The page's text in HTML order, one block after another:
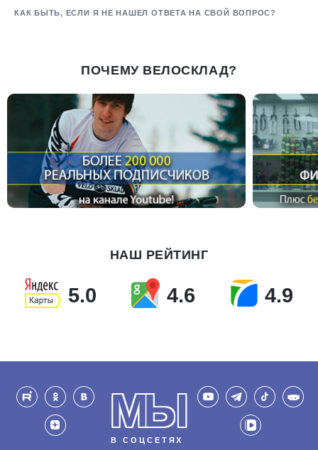
КАК БЫТЬ, ЕСЛИ Я НЕ НАШЕЛ ОТВЕТА НА СВОЙ ВОПРОС?
ПОЧЕМУ ВЕЛОСКЛАД?
НАШ РЕЙТИНГ
5.0 4.6 4.9
МЫ
В СОЦСЕТЯХ